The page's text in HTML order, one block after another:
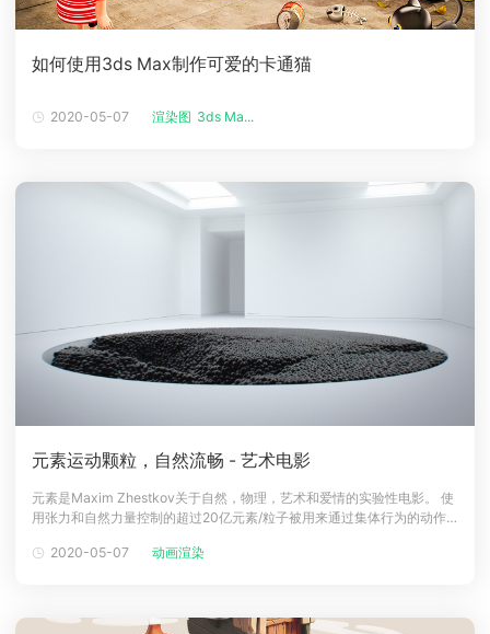
如何使用3ds Max制作可爱的卡通猫
2020-05-07 渲染图 3ds Ma...
元素运动颗粒，自然流畅 - 艺术电影
元素是Maxim Zhestkov关于自然，物理，艺术和爱情的实验性电影。 使
用张力和自然力量控制的超过20亿元素/粒子被用来通过集体行为的动作
是由简单的元素/块组成，可以安排在复杂的关系中，成为复合结构。 我
2020-05-07 动画渲染